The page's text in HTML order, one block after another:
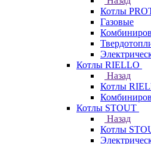
Котлы
Газовые
Котлы RIELLO
Назад
Котлы
Котлы STOUT
Назад
Котлы